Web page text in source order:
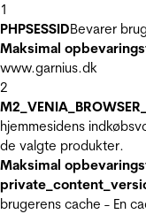
1
PHPSESSIDBevarer
Maksimal
www.garnius.dk
2
hjemmesidens
de valgte produkter.
Maksimal
brugerens cache - En